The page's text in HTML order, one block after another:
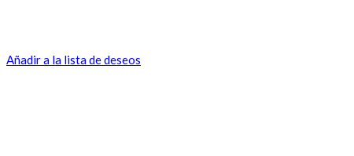
Añadir a la lista de deseos